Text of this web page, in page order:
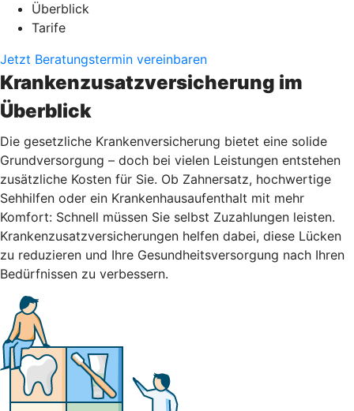
Überblick
Tarife
Jetzt Beratungstermin vereinbaren
Krankenzusatzversicherung im
Überblick
Die gesetzliche Krankenversicherung bietet eine solide
Grundversorgung – doch bei vielen Leistungen entstehen
zusätzliche Kosten für Sie. Ob Zahnersatz, hochwertige
Sehhilfen oder ein Krankenhausaufenthalt mit mehr
Komfort: Schnell müssen Sie selbst Zuzahlungen leisten.
Krankenzusatzversicherungen helfen dabei, diese Lücken
zu reduzieren und Ihre Gesundheitsversorgung nach Ihren
Bedürfnissen zu verbessern.